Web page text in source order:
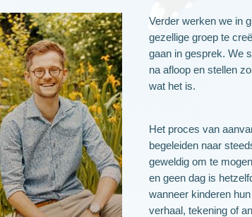
Verder werken we in
gezellige groep te
gaan in gesprek. We
na afloop en stellen
wat het is.
Het proces van
begeleiden naar
geweldig om te
en geen dag is
wanneer kinderen
verhaal, tekening of